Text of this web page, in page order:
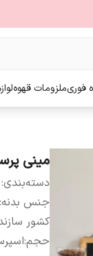
فوریملزومات قهوه
مینی
دسته‌بندی:
جنس بدنه:
کشور
حجم: